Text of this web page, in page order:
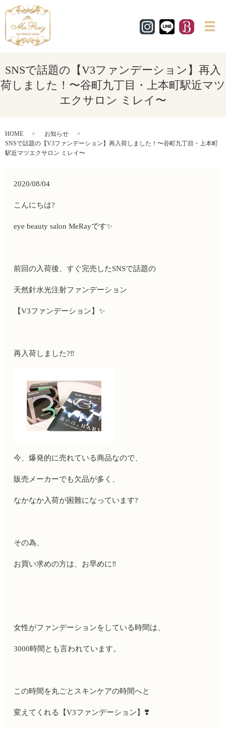
メ
SNSで話題の【V3ファンデーション】再入
荷しました！〜谷町九丁目・上本町駅近マツ
エクサロン ミレイ〜
HOME
お知らせ
SNSで話題の【V3ファンデーション】再入荷しました！〜谷町九丁目・上本町
駅近マツエクサロン ミレイ〜
2020/08/04
こんにちは?
eye beauty salon MeRayです✨
前回の入荷後、すぐ完売したSNSで話題の
天然針水光注射ファンデーション
【V3ファンデーション】✨
再入荷しました?‼️
今、爆発的に売れている商品なので、
販売メーカーでも欠品が多く、
なかなか入荷が困難になっています?
その為、
お買い求めの方は、お早めに‼️
女性がファンデーションをしている時間は、
3000時間とも言われています。
この時間を丸ごとスキンケアの時間へと
変えてくれる【V3ファンデーション】 ❣️